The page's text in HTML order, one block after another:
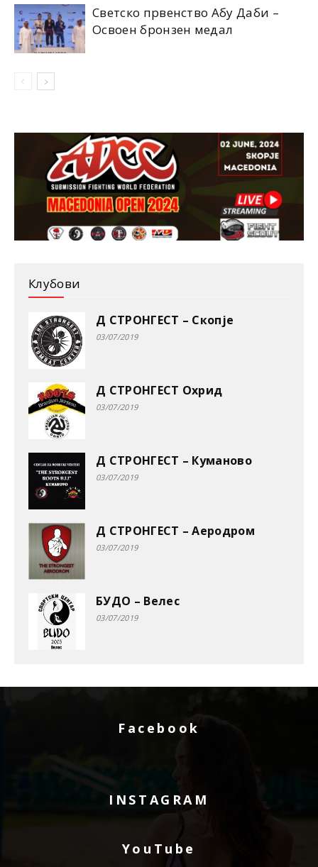
Светско првенство Абу Даби –
Освоен бронзен медал
Клубови
Д СТРОНГЕСТ – Скопје
03/07/2019
Д СТРОНГЕСТ Охрид
03/07/2019
Д СТРОНГЕСТ – Куманово
03/07/2019
Д СТРОНГЕСТ – Аеродром
03/07/2019
БУДО – Велес
03/07/2019
Facebook
INSTAGRAM
YouTube